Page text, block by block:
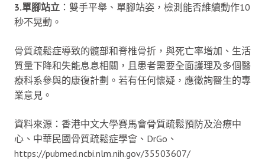
3.單腳站立 ：雙手平舉、單腳站姿，檢測能否維續動作10
秒不晃動。
骨質疏鬆症導致的髖部和脊椎骨折，與死亡率增加、生活
質量下降和失能息息相關，且患者需要全面護理及多個醫
療科系參與的康復計劃。若有任何懷疑，應徵詢醫生的專
業意見。
資料來源：香港中文大學賽馬會骨質疏鬆預防及治療中
心、中華民國骨質疏鬆症學會、DrGo、
https://pubmed.ncbi.nlm.nih.gov/35503607/